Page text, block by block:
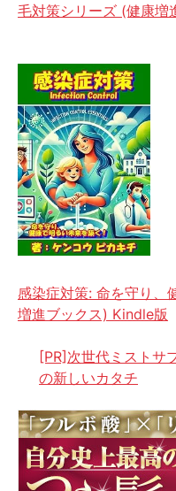
毛対策シリーズ (健康増
感染症対策: 命を守り、
増進ブックス) Kindle版
[PR]次世代ミストサ
の新しいカタチ